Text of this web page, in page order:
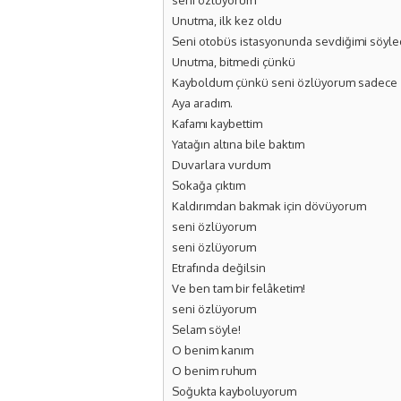
Unutma, ilk kez oldu
Seni otobüs istasyonunda sevdiğimi
Unutma, bitmedi çünkü
Kayboldum çünkü seni özlüyorum sadece
Aya aradım.
Kafamı kaybettim
Yatağın altına bile baktım
Duvarlara vurdum
Sokağa çıktım
Kaldırımdan bakmak için dövüyorum
seni özlüyorum
seni özlüyorum
Etrafında değilsin
Ve ben tam bir felâketim!
seni özlüyorum
Selam söyle!
O benim kanım
O benim ruhum
Soğukta kayboluyorum